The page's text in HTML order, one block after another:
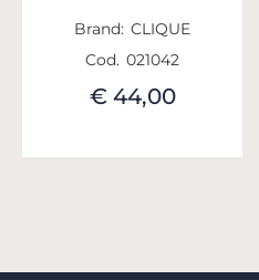
Brand: CLIQUE
Cod. 021042
€ 44,00